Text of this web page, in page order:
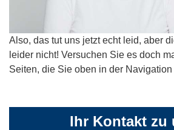
Also, das tut uns jetzt echt leid, aber
leider nicht! Versuchen Sie es doch
Seiten, die Sie oben in der Navigation
Ihr Kontakt zu